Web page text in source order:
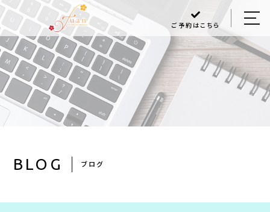
ご予約はこちら
BLOG ブログ
HOME
ABOUT US
MENU
Q＆A